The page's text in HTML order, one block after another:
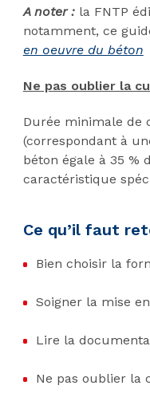
A noter : la FNTP
notamment, ce
en oeuvre du béton
Ne pas oublier la
Durée minimale de
(correspondant à
béton égale à 35 %
caractéristique
Ce qu’il faut
Bien choisir la
Soigner la mise
Lire la
Ne pas oublier la